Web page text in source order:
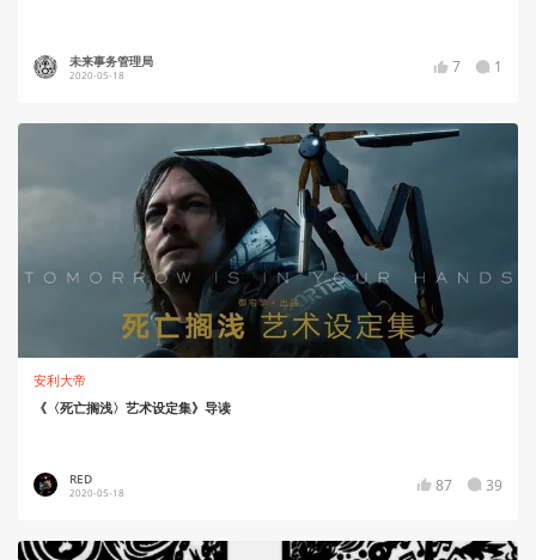
未来事务管理局
2020-05-18 7 1
安利大帝
《〈死亡搁浅〉艺术设定集》导读
RED
2020-05-18 87 39